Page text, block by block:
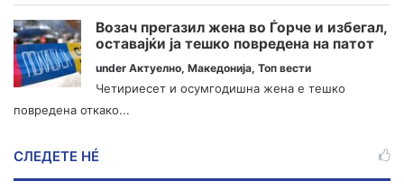
Возач прегазил жена во Ѓорче и избегал,
оставајќи ја тешко повредена на патот
under Актуелно, Македонија, Топ вести
Четириесет и осумгодишна жена е тешко
повредена откако...
СЛЕДЕТЕ НÉ